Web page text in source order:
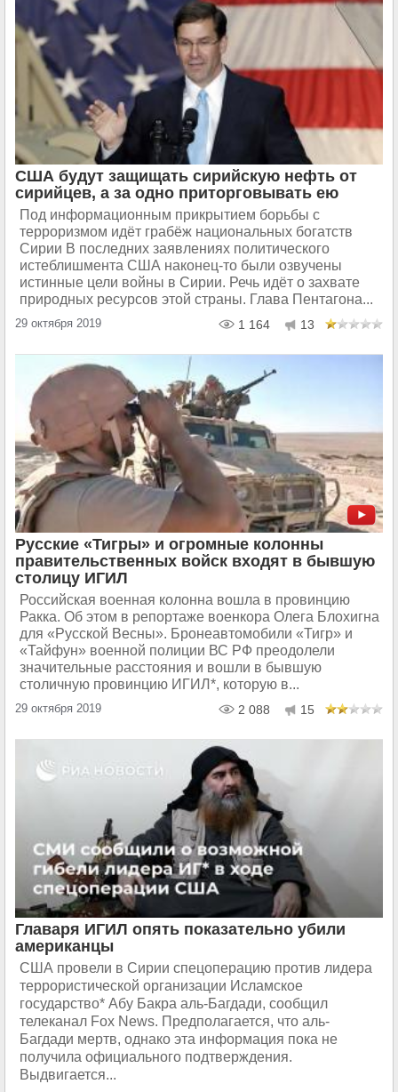
США будут защищать сирийскую нефть от
сирийцев, а за одно приторговывать ею
Под информационным прикрытием борьбы с
терроризмом идёт грабёж национальных богатств
Сирии В последних заявлениях политического
истеблишмента США наконец-то были озвучены
истинные цели войны в Сирии. Речь идёт о захвате
природных ресурсов этой страны. Глава Пентагона...
29 октября 2019 1 164 13
Русские «Тигры» и огромные колонны
правительственных войск входят в бывшую
столицу ИГИЛ
Российская военная колонна вошла в провинцию
Ракка. Об этом в репортаже военкора Олега Блохигна
для «Русской Весны». Бронеавтомобили «Тигр» и
«Тайфун» военной полиции ВС РФ преодолели
значительные расстояния и вошли в бывшую
столичную провинцию ИГИЛ*, которую в...
29 октября 2019 2 088 15
Главаря ИГИЛ опять показательно убили
американцы
США провели в Сирии спецоперацию против лидера
террористической организации Исламское
государство* Абу Бакра аль-Багдади, сообщил
телеканал Fox News. Предполагается, что аль-
Багдади мертв, однако эта информация пока не
получила официального подтверждения.
Выдвигается...